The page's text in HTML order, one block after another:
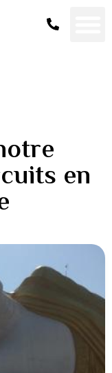
en